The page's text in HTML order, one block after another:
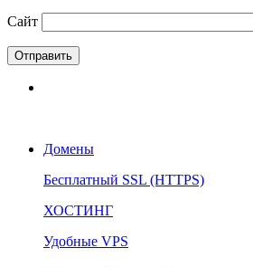
Сайт
Домены
Бесплатный SSL (HTTPS)
ХОСТИНГ
Удобные VPS